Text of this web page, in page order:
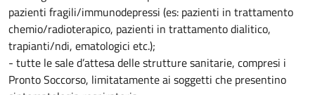
pazienti fragili/immunodepressi (es: pazienti in trattamento
chemio/radioterapico, pazienti in trattamento dialitico,
trapianti/ndi, ematologici etc.);
- tutte le sale d’attesa delle strutture sanitarie, compresi i
Pronto Soccorso, limitatamente ai soggetti che presentino